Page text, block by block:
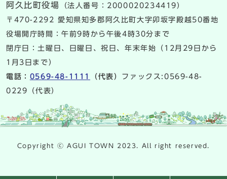
阿久比町役場
（法人番号：2000020234419）
〒470-2292 愛知県知多郡阿久比町大字卯坂字殿越50番地
役場開庁時間：午前9時から午後4時30分まで
閉庁日：土曜日、日曜日、祝日、年末年始（12月29日から
1月3日まで）
電話： 0569-48-1111 （代表） ファックス:0569-48-
0229（代表）
Copyright ⓒ AGUI TOWN 2023. All right reserved.